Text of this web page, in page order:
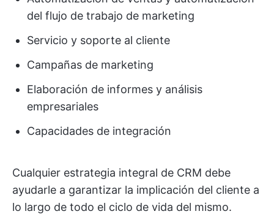
del flujo de trabajo de marketing
Servicio y soporte al cliente
Campañas de marketing
Elaboración de informes y análisis
empresariales
Capacidades de integración
Cualquier estrategia integral de CRM debe
ayudarle a garantizar la implicación del cliente a
lo largo de todo el ciclo de vida del mismo.